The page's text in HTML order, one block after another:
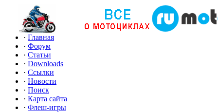
· Главная
· Форум
· Статьи
· Downloads
· Ссылки
· Новости
· Поиск
· Карта сайта
· Флеш-игры